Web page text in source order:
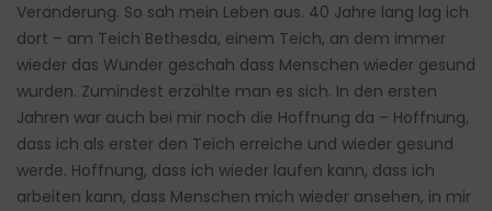
Veränderung. So sah mein Leben aus. 40 Jahre lang lag ich
dort – am Teich Bethesda, einem Teich, an dem immer
wieder das Wunder geschah dass Menschen wieder gesund
wurden. Zumindest erzählte man es sich. In den ersten
Jahren war auch bei mir noch die Hoffnung da – Hoffnung,
dass ich als erster den Teich erreiche und wieder gesund
werde. Hoffnung, dass ich wieder laufen kann, dass ich
arbeiten kann, dass Menschen mich wieder ansehen, in mir